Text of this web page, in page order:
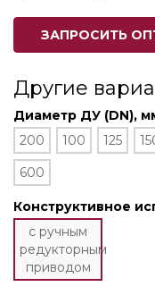
ЗАПРОСИТЬ
Другие
Диаметр ДУ (DN),
200
100 125
600
Конструктивное
с ручным
редукторным
приводом